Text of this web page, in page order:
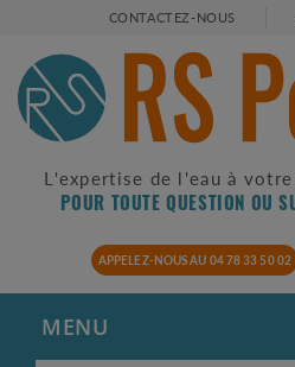
CONTACTEZ-NOUS
L'expertise de l'eau à
POUR TOUTE QUESTION OU
APPELEZ-NOUS AU 04 78 33 50 02
MENU